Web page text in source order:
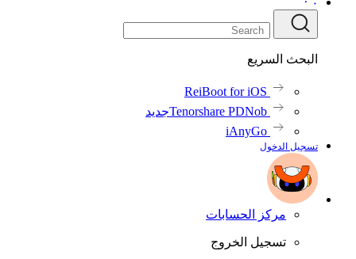
البحث السريع
ReiBoot for iOS
Tenorshare PDNobجديد
iAnyGo
تسجيل الدخول
مركز الحسابات
تسجيل الخروج